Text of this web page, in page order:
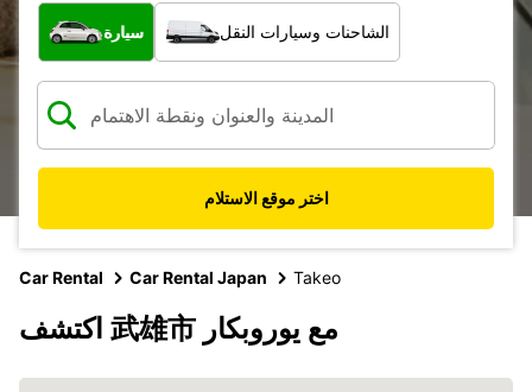
ما نوع المركبة؟
سيارة الشاحنات وسيارات النقل
اختر موقع الاستلام
Car Rental Car Rental Japan Takeo
اكتشف 武雄市 مع يوروبكار